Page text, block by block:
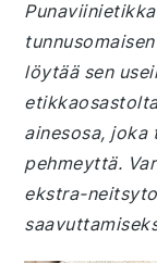
löytää sen
ainesosa,
pehmeyttä.
ekstra-